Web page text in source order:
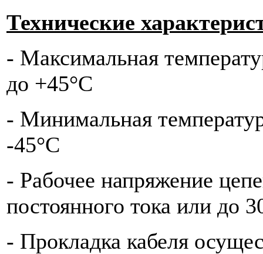
Технические
- Максимальная
до +45°С
- Минимальная
-45°С
- Рабочее напряжение
постоянного тока или до
- Прокладка кабеля